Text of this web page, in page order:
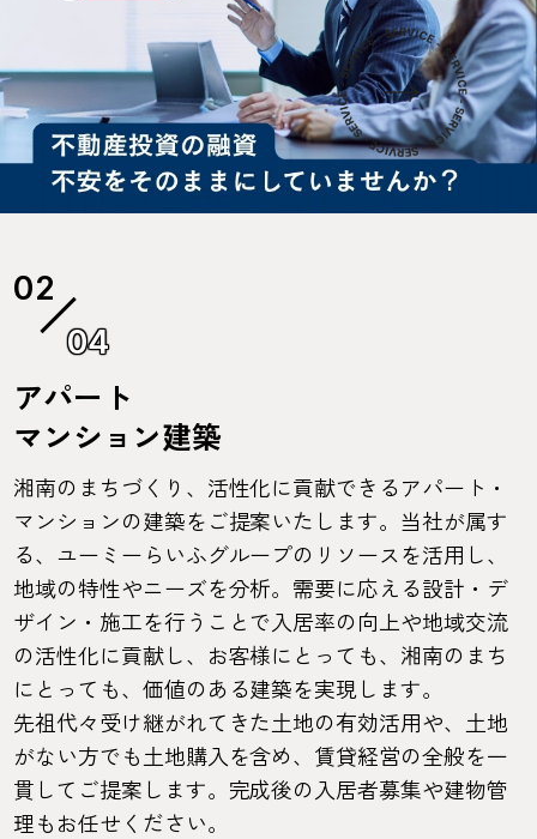
04
アパート
マンション建築
湘南のまちづくり、活性化に貢献できるアパート・
マンションの建築をご提案いたします。当社が属す
る、ユーミーらいふグループのリソースを活用し、
地域の特性やニーズを分析。需要に応える設計・デ
ザイン・施工を行うことで入居率の向上や地域交流
の活性化に貢献し、お客様にとっても、湘南のまち
にとっても、価値のある建築を実現します。
先祖代々受け継がれてきた土地の有効活用や、土地
がない方でも土地購入を含め、賃貸経営の全般を一
貫してご提案します。完成後の入居者募集や建物管
理もお任せください。